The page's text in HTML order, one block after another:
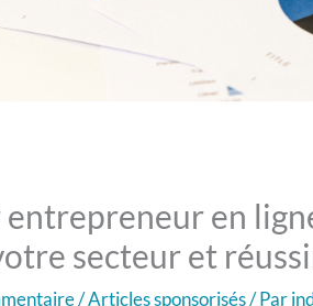
en
secteur et
/Articles sponsorisés/ Par